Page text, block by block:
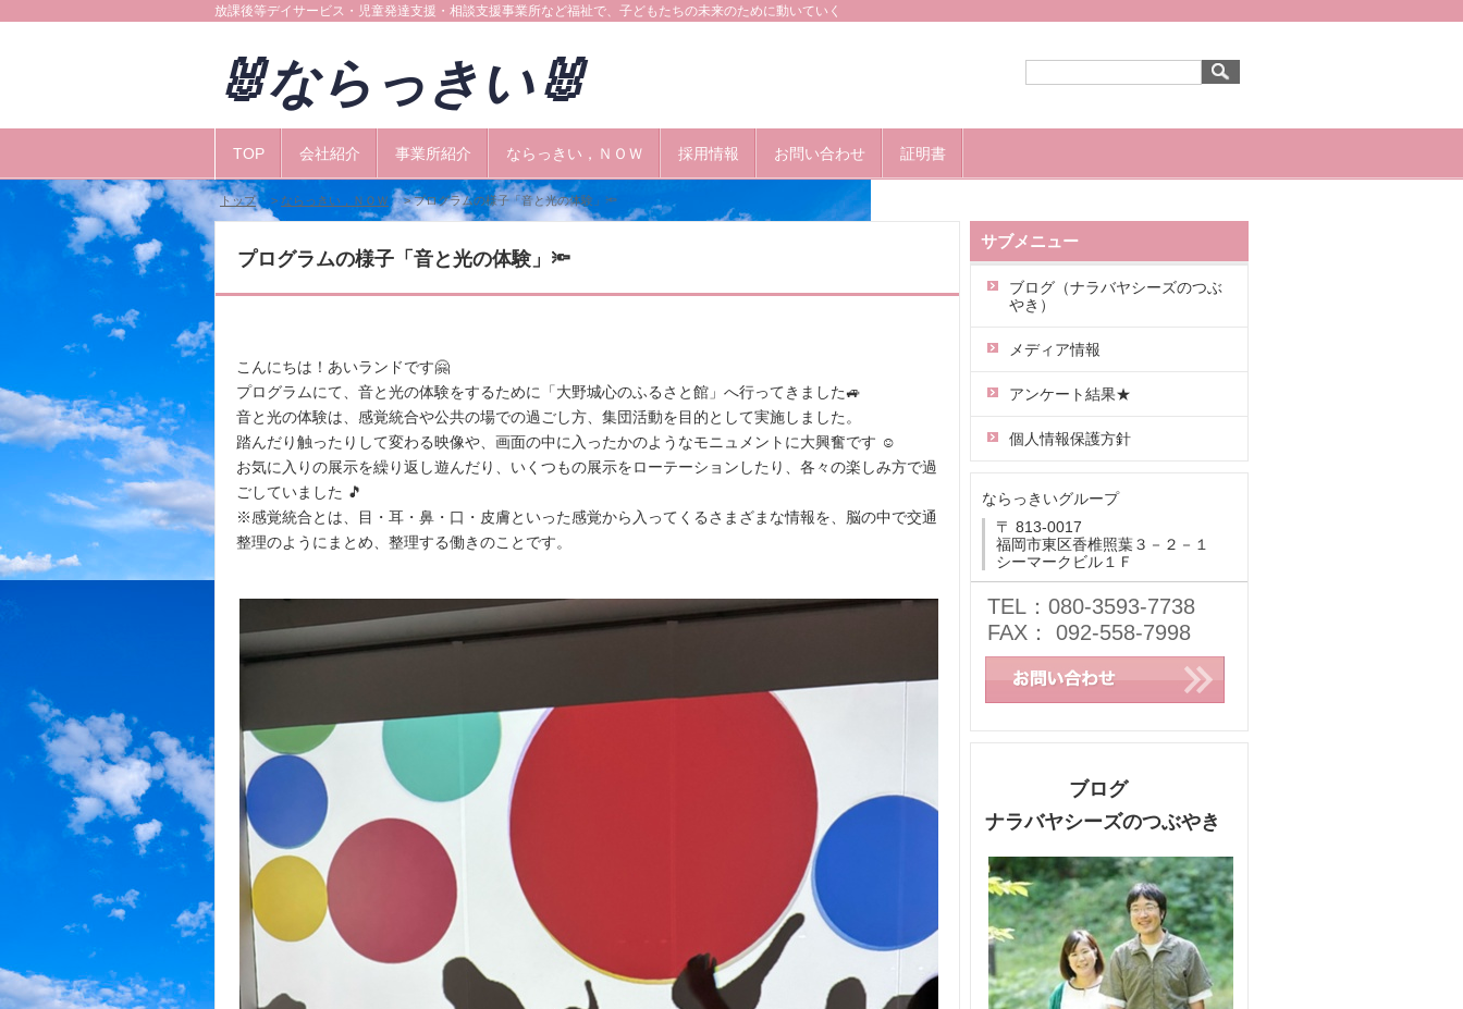
放課後等デイサービス・児童発達支援・相談支援事業所など福祉で、子どもたちの未来のために動いていく
🐰ならっきい🐰
TOP 会社紹介 事業所紹介 ならっきい，ＮＯＷ 採用情報 お問い合わせ 証明書
トップ > ならっきい，ＮＯＷ > プログラムの様子「音と光の体験」🔦
プログラムの様子「音と光の体験」🔦
こんにちは！あいランドです🤗
プログラムにて、音と光の体験をするために「大野城心のふるさと館」へ行ってきました🚙
音と光の体験は、感覚統合や公共の場での過ごし方、集団活動を目的として実施しました。
踏んだり触ったりして変わる映像や、画面の中に入ったかのようなモニュメントに大興奮です ☺️
お気に入りの展示を繰り返し遊んだり、いくつもの展示をローテーションしたり、各々の楽しみ方で過
ごしていました 🎵
※感覚統合とは、目・耳・鼻・口・皮膚といった感覚から入ってくるさまざまな情報を、脳の中で交通
整理のようにまとめ、整理する働きのことです。
サブメニュー
ブログ（ナラバヤシーズのつぶ
やき）
メディア情報
アンケート結果★
個人情報保護方針
ならっきいグループ
〒 813-0017
福岡市東区香椎照葉３－２－１
シーマークビル１Ｆ
TEL：080-3593-7738
FAX： 092-558-7998
ブログ
ナラバヤシーズのつぶやき